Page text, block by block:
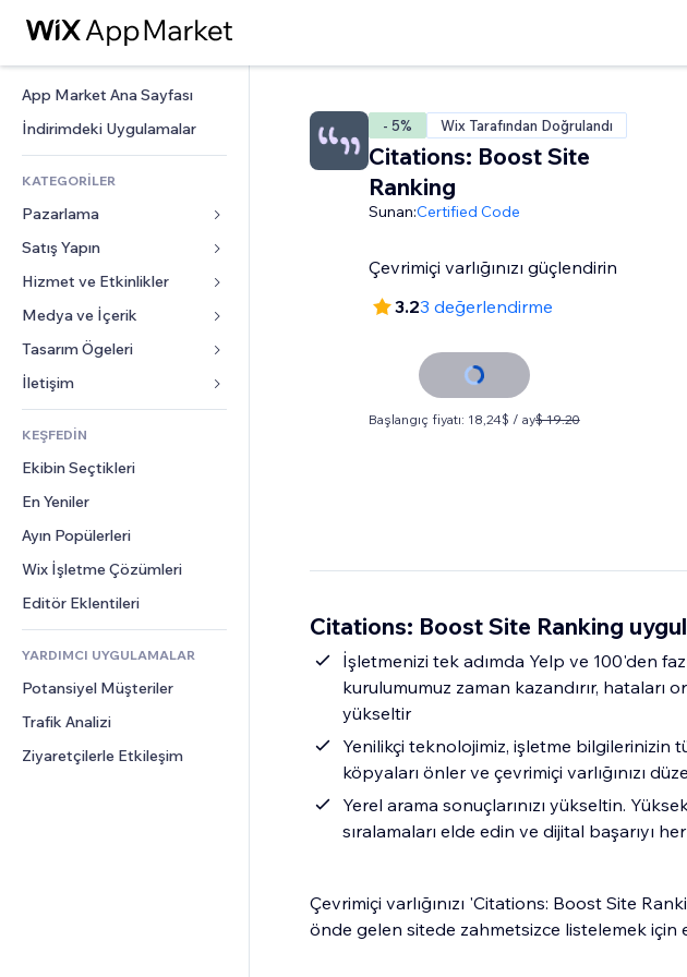
App Market Ana Sayfası
İndirimdeki Uygulamalar
KATEGORİLER
Pazarlama
Reklamlar
Mobil
Site Analizleri
Sosyal Ağ
Site Listeleri
E-posta
Satış Yapın
Mağazalar için uygulamalar
Gönderim ve Teslimat
Satış Düğmeleri
Muhasebe
Kuponlar ve Müşteri Sadakati
Depolama Çözümleri
Hizmet ve Etkinlikler
Oteller
Etkinlikler
Restoranlar
Emlak
Randevular
Medya ve İçerik
Galeri
Müzik
Podcast
Fotoğrafçılık
Video
PDF
Dosya Paylaşımı
Haberler
Tasarım Ögeleri
Haritalar ve Navigasyon
Gizlilik ve Güvenlik
Saat
Sayfa Şablonları
Görüntü Efektleri
Düğmeler ve Menüler
Afişler ve Rozetler
Hesap Makineleri
Arama
Hava Durumu
Grafik ve Tablolar
Formlar
Blog
Anketler
Sohbet
Yorumlar
Telefon
Topluluk
Değerlendirmeler ve Müşteri
KEŞFEDİN
Ekibin Seçtikleri
En Yeniler
Ayın Popülerleri
Wix İşletme Çözümleri
Editör Eklentileri
YARDIMCI UYGULAMALAR
Potansiyel Müşteriler
Trafik Analizi
Ziyaretçilerle Etkileşim
- 5% Wix Tarafından Doğrulandı
Citations: Boost Site
Ranking
Sunan:Certified Code
Çevrimiçi varlığınızı güçlendirin
3.23 değerlendirme
Başlangıç fiyatı: 18,24$ / ay$ 19.20
Citations: Boost Site Ranking
İşletmenizi tek adımda Yelp ve 100'den
kurulumumuz zaman kazandırır, hataları
yükseltir
Yenilikçi teknolojimiz, işletme bilgilerinizin
köpyaları önler ve çevrimiçi varlığınızı
Yerel arama sonuçlarınızı yükseltin.
sıralamaları elde edin ve dijital başarıyı
Çevrimiçi varlığınızı 'Citations: Boost Site
önde gelen sitede zahmetsizce listelemek için